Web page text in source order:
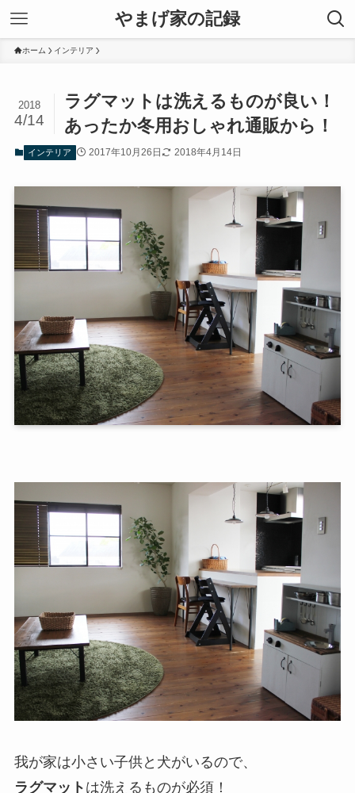
やまげ家の記録
ホーム インテリア
ラグマットは洗えるものが良い！
あったか冬用おしゃれ通販から！
2018
4/14
インテリア 2017年10月26日 2018年4月14日
我が家は小さい子供と犬がいるので、
ラグマット は洗えるものが必須！